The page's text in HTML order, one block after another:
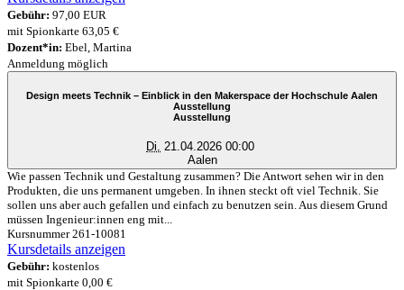
Gebühr: 97,00 EUR
mit Spionkarte 63,05 €
Dozent*in: Ebel, Martina
Anmeldung möglich
Design meets Technik – Einblick in den Makerspace der Hochschule Aalen
Ausstellung
Ausstellung
Di.
21.04.2026 00:00
Aalen
Wie passen Technik und Gestaltung zusammen? Die Antwort sehen wir in den
Produkten, die uns permanent umgeben. In ihnen steckt oft viel Technik. Sie
sollen uns aber auch gefallen und einfach zu benutzen sein. Aus diesem Grund
müssen Ingenieur:innen eng mit...
Kursnummer 261-10081
Kursdetails anzeigen
Gebühr: kostenlos
mit Spionkarte 0,00 €